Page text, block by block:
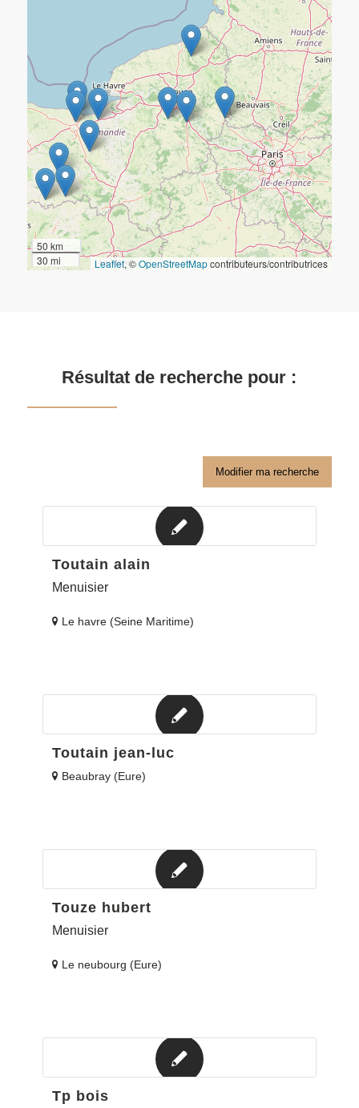
50 km
30 mi
Leaflet, ©OpenStreetMapcontributeurs/contributrices
Résultat de recherche pour :
Modifier ma recherche
Toutain alain
Menuisier
Le havre (Seine Maritime)
Toutain jean-luc
Beaubray (Eure)
Touze hubert
Menuisier
Le neubourg (Eure)
Tp bois